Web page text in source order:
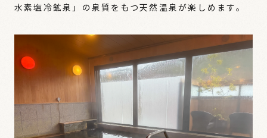
水素塩冷鉱泉」の泉質をもつ天然温泉が楽しめます。